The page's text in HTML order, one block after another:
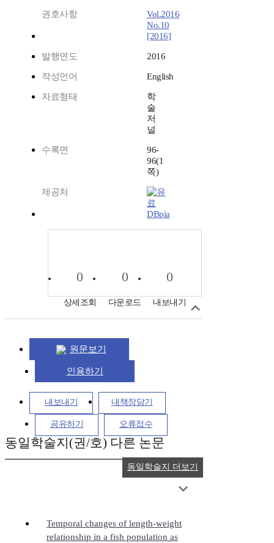
권호사항
Vol.2016
No.10
[2016]
발행연도 2016
작성언어 English
자료형태
학
술
저
널
수록면
96-
96(1
쪽)
제공처
DBpia
0
상세조회
0
다운로드
0
내보내기
원문보기
인용하기
내보내기 내책장담기
공유하기 오류접수
동일학술지(권/호) 다른 논문
Temporal changes of length-weight
relationship in a fish population as
동일학술지 더보기